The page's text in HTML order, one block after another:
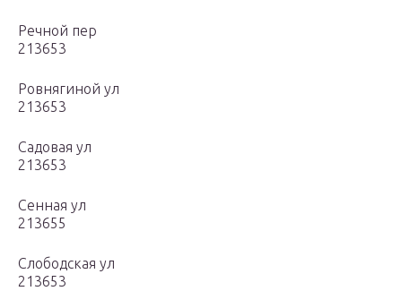
Речной пер
213653
Ровнягиной ул
213653
Садовая ул
213653
Сенная ул
213655
Слободская ул
213653